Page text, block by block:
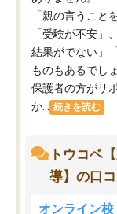
「親の言うこと
「受験が不安」
結果がでない」
ものもあるでしょ
保護者の方がサ
か...
続きを読む
トウコベ
導】の口
オンライン校